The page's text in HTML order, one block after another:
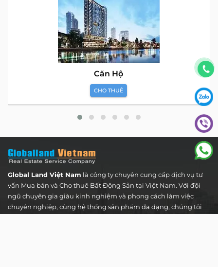
Căn Hộ
CHO THUÊ
Global Land Việt Nam là công ty chuyên cung cấp dịch vụ tư
vấn Mua bán và Cho thuê Bất Động Sản tại Việt Nam. Với đội
ngũ chuyên gia giàu kinh nghiệm và phong cách làm việc
chuyên nghiệp, cùng hệ thống sản phẩm đa dạng, chúng tôi